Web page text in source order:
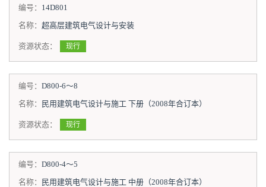
编号： 14D801
名称： 超高层建筑电气设计与安装
资源状态： 现行
编号： D800-6～8
名称：
民用建筑电气设计与施工 下册（2008年合订本）
资源状态： 现行
编号： D800-4～5
名称：
民用建筑电气设计与施工 中册（2008年合订本）